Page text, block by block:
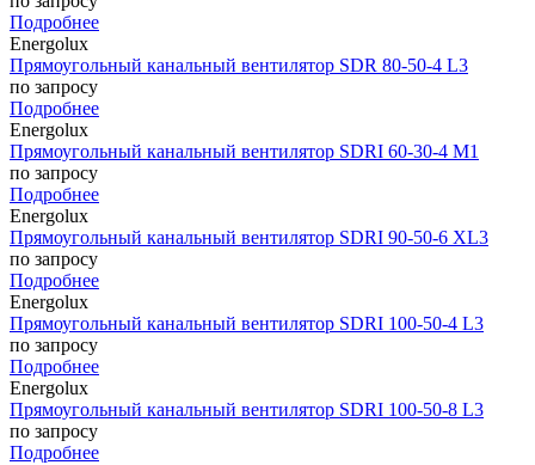
Подробнее
Energolux
Прямоугольный канальный вентилятор SDR 80-50-4 L3
по запросу
Подробнее
Energolux
Прямоугольный канальный вентилятор SDRI 60-30-4 M1
по запросу
Подробнее
Energolux
Прямоугольный канальный вентилятор SDRI 90-50-6 XL3
по запросу
Подробнее
Energolux
Прямоугольный канальный вентилятор SDRI 100-50-4 L3
по запросу
Подробнее
Energolux
Прямоугольный канальный вентилятор SDRI 100-50-8 L3
по запросу
Подробнее